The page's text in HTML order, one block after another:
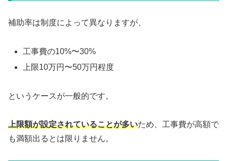
補助率は制度によって異なりますが、
工事費の10%〜30%
上限10万円〜50万円程度
というケースが一般的です。
上限額が設定されていることが多いため、工事費が高額で
も満額出るとは限りません。